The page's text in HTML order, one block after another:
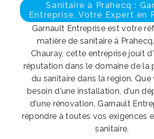
Sanitaire à Prahecq :
Entreprise, Votre Expert en
Garnault Entreprise est votre
matière de sanitaire à
Chauray, cette entreprise jouit
réputation dans le domaine de la
du sanitaire dans la région. Que
besoin d'une installation, d'un
d'une rénovation, Garnault
répondre à toutes vos exigences
sanitaire.